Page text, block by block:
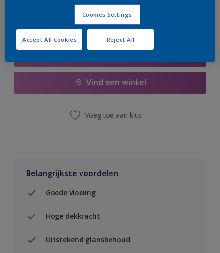
Vind een winkel
Voeg toe aan klus
Belangrijkste voordelen
Goede vloeiing
Hoge dekkracht
Uitstekend glansbehoud
Cookies Settings
Reject All
Accept All Cookies